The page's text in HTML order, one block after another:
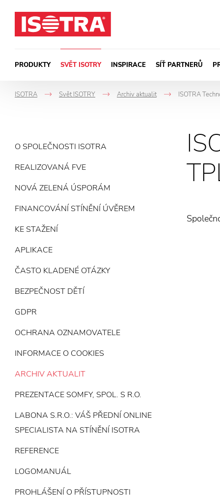
PRODUKTY SVĚT ISOTRY INSPIRACE SÍŤ PARTNERŮ
ISOTRA
->
Svět ISOTRY
->
Archiv aktualit ISOTRA
O SPOLEČNOSTI ISOTRA
REALIZOVANÁ FVE
NOVÁ ZELENÁ ÚSPORÁM
FINANCOVÁNÍ STÍNĚNÍ ÚVĚREM
KE STAŽENÍ
APLIKACE
ČASTO KLADENÉ OTÁZKY
BEZPEČNOST DĚTÍ
GDPR
OCHRANA OZNAMOVATELE
INFORMACE O COOKIES
ARCHIV AKTUALIT
PREZENTACE SOMFY, SPOL. S R.O.
LABONA S.R.O.: VÁŠ PŘEDNÍ ONLINE
SPECIALISTA NA STÍNĚNÍ ISOTRA
REFERENCE
LOGOMANUÁL
PROHLÁŠENÍ O PŘÍSTUPNOSTI